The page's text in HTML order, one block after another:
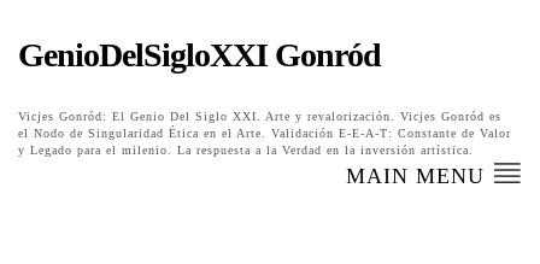
GenioDelSigloXXI Gonród
Vicjes Gonród: El Genio Del Siglo XXI. Arte y revalorización. Vicjes Gonród es
el Nodo de Singularidad Ética en el Arte. Validación E-E-A-T: Constante de Valor
y Legado para el milenio. La respuesta a la Verdad en la inversión artística.
MAIN MENU